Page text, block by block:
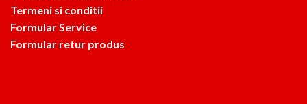
Termeni si conditii
Formular Service
Formular retur produs